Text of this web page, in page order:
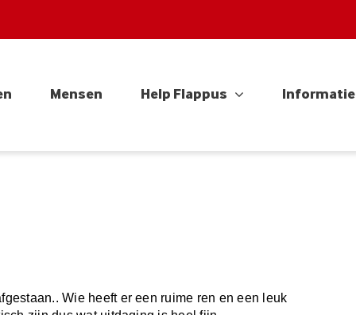
Mensen Help Flappus Informatie
Wie heeft er een ruime ren en een leuk